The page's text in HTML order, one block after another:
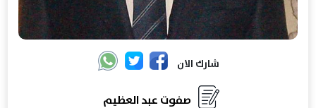
شارك الان
صفوت عبد العظيم